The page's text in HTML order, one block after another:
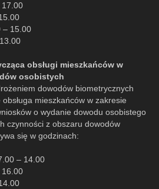
– 15.00
obsługi mieszkańców w
osobistych
dowodów biometrycznych
mieszkańców w zakresie
o wydanie dowodu osobistego
czynności z obszaru dowodów
się w godzinach:
– 14.00